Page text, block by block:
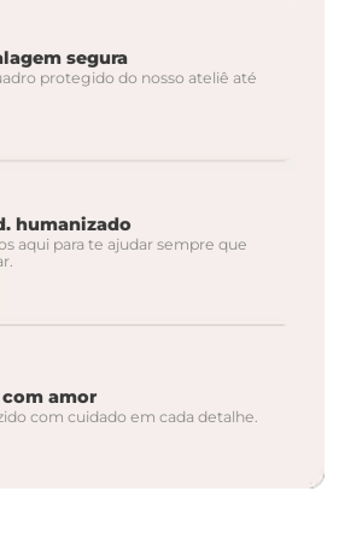
segura
protegido do nosso ateliê até
humanizado
aqui para te ajudar sempre que
amor
com cuidado em cada detalhe.